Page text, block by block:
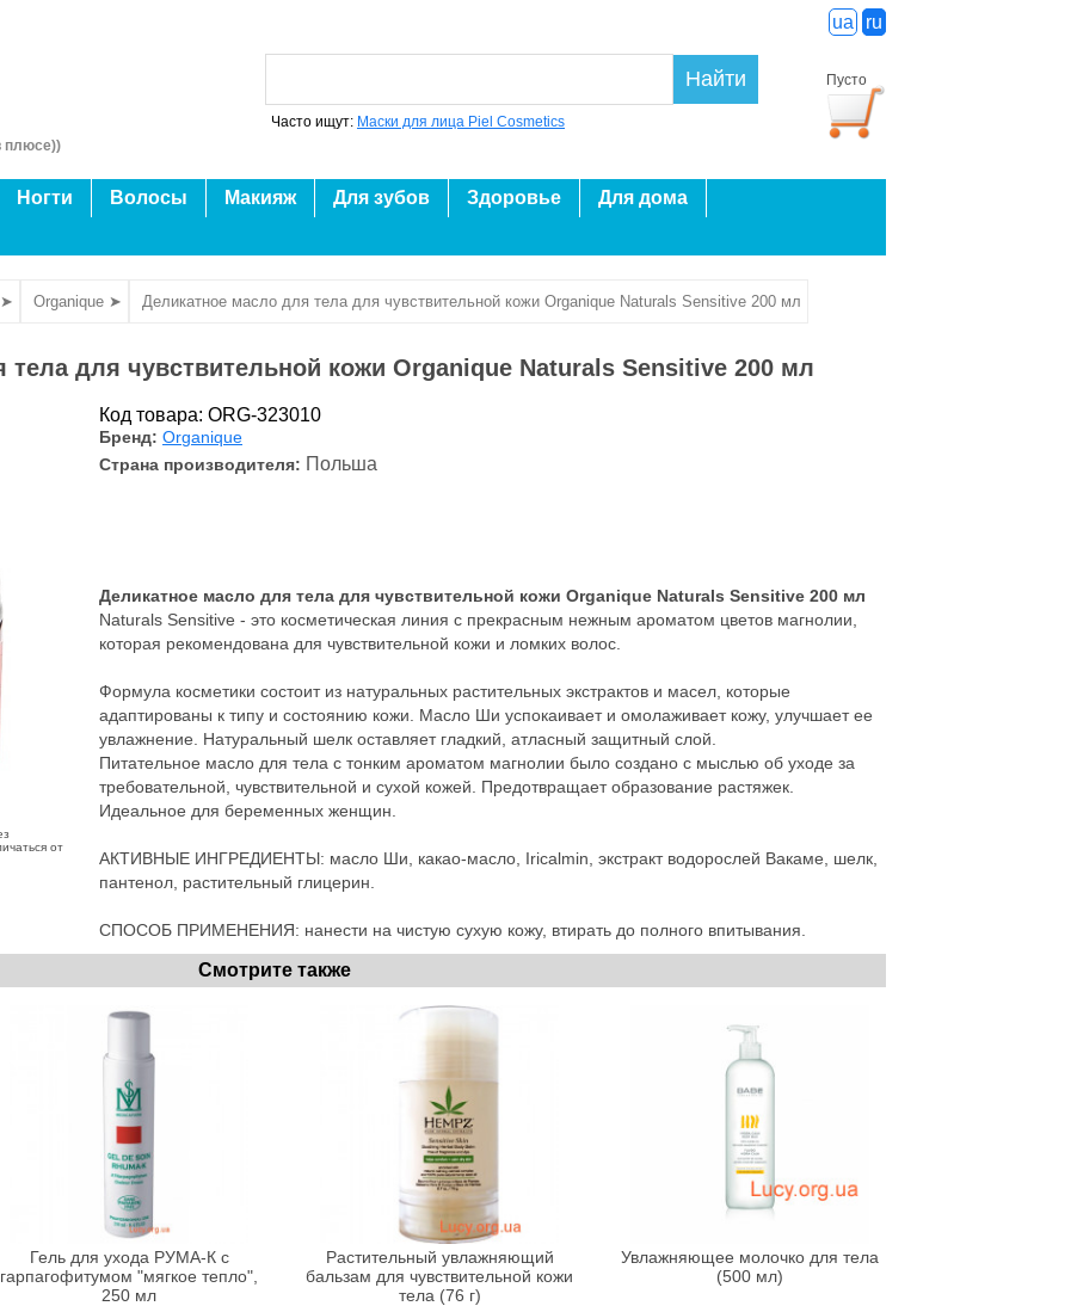
ua ru
плюсе))
Пусто
Найти
Часто ищут: Маски для лица Piel Cosmetics
Ногти Волосы Макияж Для зубов Здоровье
Для дома
➤ Organique ➤ Деликатное масло для тела для чувствительной кожи Organique Naturals Sensitive 200 мл
тела для чувствительной кожи Organique Naturals Sensitive 200 мл
от
Код товара: ORG-323010
Бренд: Organique
Страна производителя: Польша
Деликатное масло для тела для чувствительной кожи Organique Naturals Sensitive 200 мл
Naturals Sensitive - это косметическая линия с прекрасным нежным ароматом цветов магнолии,
которая рекомендована для чувствительной кожи и ломких волос.
Формула косметики состоит из натуральных растительных экстрактов и масел, которые
адаптированы к типу и состоянию кожи. Масло Ши успокаивает и омолаживает кожу, улучшает ее
увлажнение. Натуральный шелк оставляет гладкий, атласный защитный слой.
Питательное масло для тела с тонким ароматом магнолии было создано с мыслью об уходе за
требовательной, чувствительной и сухой кожей. Предотвращает образование растяжек.
Идеальное для беременных женщин.
АКТИВНЫЕ ИНГРЕДИЕНТЫ: масло Ши, какао-масло, Iricalmin, экстракт водорослей Вакаме, шелк,
пантенол, растительный глицерин.
СПОСОБ ПРИМЕНЕНИЯ: нанести на чистую сухую кожу, втирать до полного впитывания.
Смотрите также
Гель для ухода РУМА-К с
гарпагофитумом "мягкое тепло",
250 мл
Растительный увлажняющий
бальзам для чувствительной кожи
тела (76 г)
Увлажняющее молочко для тела
(500 мл)